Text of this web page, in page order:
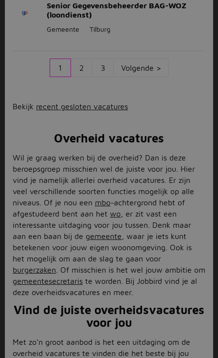
Senior Gegevensbeheerder BAG-WOZ
(loondienst)
Gemeente Tilburg
1 2 3 Volgende >
Bekijk recent gesloten vacatures
Overheid vacatures
Wil je graag werken bij de overheid? Dan is deze
beroepsgroep misschien wel de juiste voor jou. Hier
vind je namelijk allerlei overheid vacatures. Er zijn
veel verschillende soorten functies mogelijk op alle
niveaus. Of je nou een mbo-achtergrond hebt of
afgestudeerd bent aan het wo , er zit vast een
interessante uitdaging voor jou tussen. Denk maar
aan een baan bij de gemeente , waar je iets kunt
betekenen voor jouw eigen woonomgeving. Ook is
het mogelijk om aan de slag te gaan voor
burgerzaken . Of misschien is het wel jouw ambitie om
gemeentesecretaris te worden. Bij Jobbird vind je al
deze overheidsvacatures en meer.
Vind de juiste overheidsvacatures
voor jou
Met zo’n groot aanbod is het een uitdaging om de
overheid vacatures te vinden die het beste bij jou